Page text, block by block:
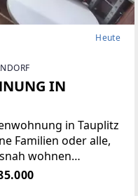
Heute
IN
in Tauplitz
Familien oder alle,
wohnen
genießen Sie
pur: direkter